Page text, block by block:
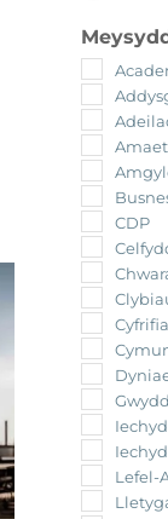
CDP
Lefel-